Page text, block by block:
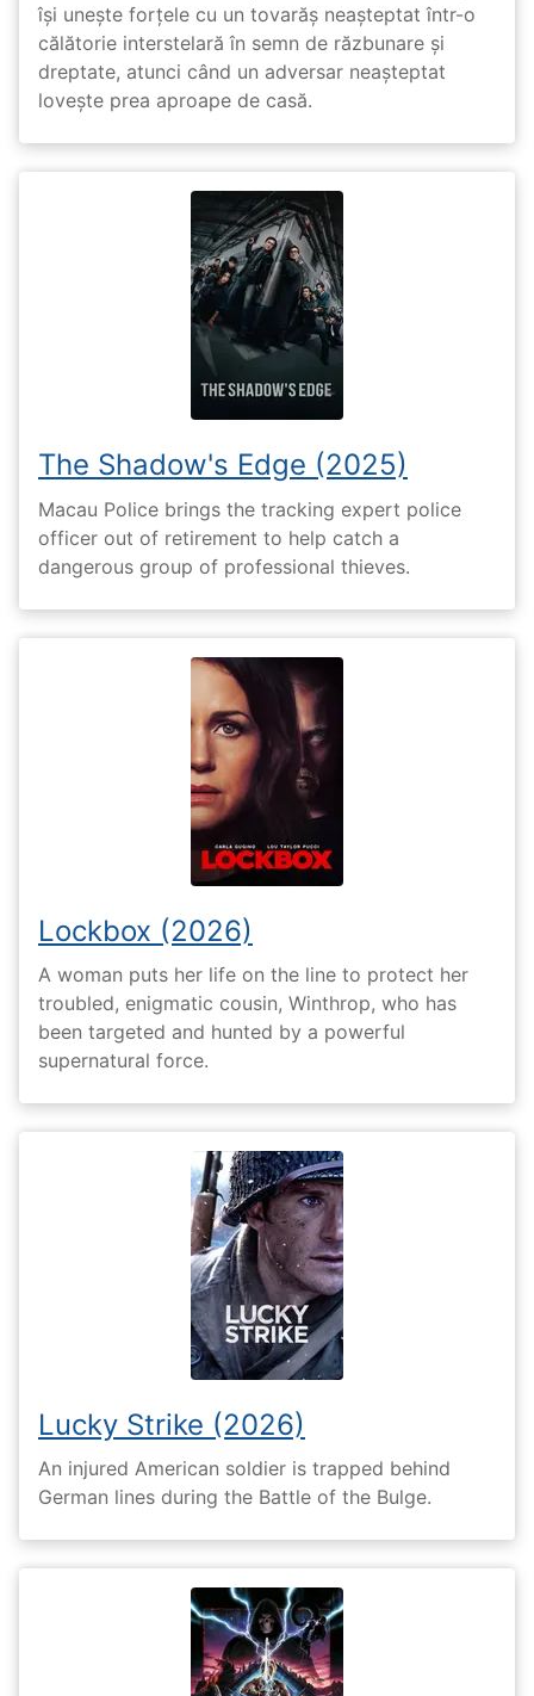
își unește forțele cu un tovarăș neașteptat într-o
călătorie interstelară în semn de răzbunare și
dreptate, atunci când un adversar neașteptat
lovește prea aproape de casă.
The Shadow's Edge (2025)
Macau Police brings the tracking expert police
officer out of retirement to help catch a
dangerous group of professional thieves.
Lockbox (2026)
A woman puts her life on the line to protect her
troubled, enigmatic cousin, Winthrop, who has
been targeted and hunted by a powerful
supernatural force.
Lucky Strike (2026)
An injured American soldier is trapped behind
German lines during the Battle of the Bulge.